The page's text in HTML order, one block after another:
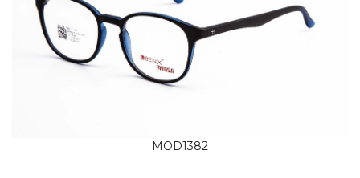
MOD1382